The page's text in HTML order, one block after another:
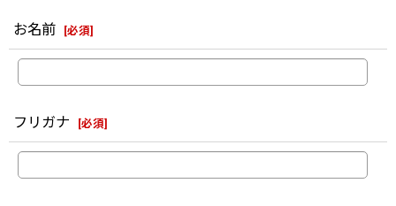
お名前 [必須]
フリガナ [必須]